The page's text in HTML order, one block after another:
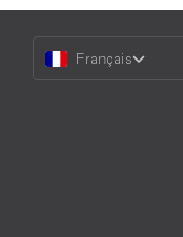
Language
Français